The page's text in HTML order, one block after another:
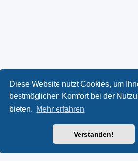
Diese Website nutzt Cookies, um
bestmöglichen Komfort bei der
bieten. Mehr erfahren
Verstanden!